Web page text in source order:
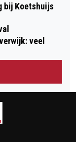
bij Koetshuijs
veel